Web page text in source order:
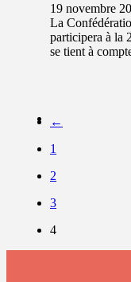
19 novembre
La
participera à la
se tient à
←
1
2
3
4